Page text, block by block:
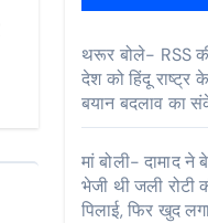
थरूर बोले- RSS
देश को हिंदू
बयान बदलाव का
मां बोली- दामाद
भेजी थी जली रोटी
पिलाई, फिर खुद